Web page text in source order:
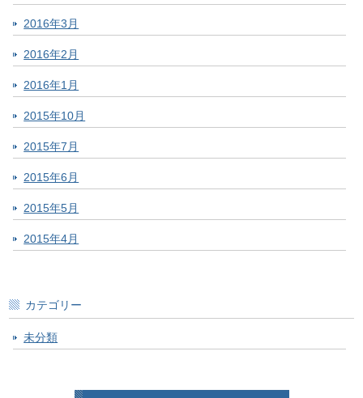
2016年3月
2016年2月
2016年1月
2015年10月
2015年7月
2015年6月
2015年5月
2015年4月
カテゴリー
未分類